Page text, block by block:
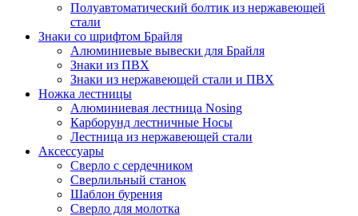
Полуавтоматический болтик из нержавеющей
стали
Знаки со шрифтом Брайля
Алюминиевые вывески для Брайля
Знаки из ПВХ
Знаки из нержавеющей стали и ПВХ
Ножка лестницы
Алюминиевая лестница Nosing
Карборунд лестничные Носы
Лестница из нержавеющей стали
Аксессуары
Сверло с сердечником
Сверлильный станок
Шаблон бурения
Сверло для молотка